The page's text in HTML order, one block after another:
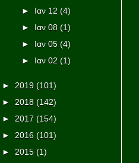
► Ιαν 12 (4)
► Ιαν 08 (1)
► Ιαν 05 (4)
► Ιαν 02 (1)
► 2019 (101)
► 2018 (142)
► 2017 (154)
► 2016 (101)
► 2015 (1)